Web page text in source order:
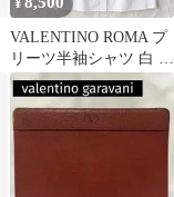
¥
VALENTINO ROMA プ
リーツ半袖シャツ 白 40
伊製